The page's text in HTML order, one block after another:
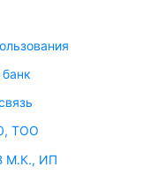
ТОО
М.К., ИП